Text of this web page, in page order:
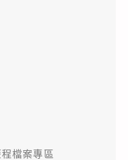
檔案專區